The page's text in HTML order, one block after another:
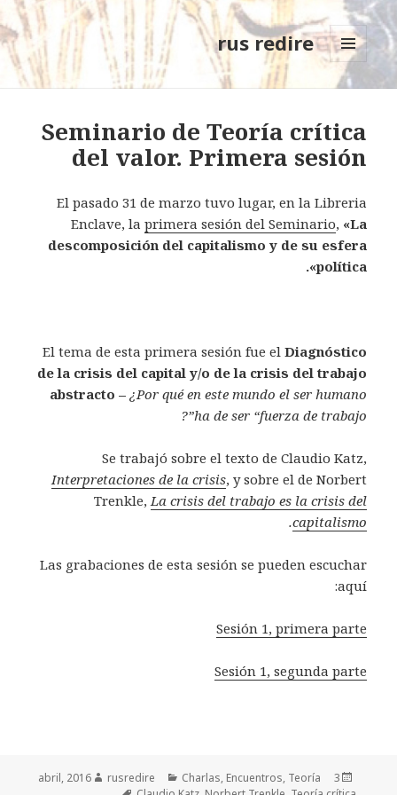
rus redire
MENÚ
Y
Seminario de Teoría crítica
del valor. Primera sesión
El pasado 31 de marzo tuvo lugar, en la Libreria
Enclave, la primera sesión del Seminario, «La
descomposición del capitalismo y de su esfera
política».
El tema de esta primera sesión fue el Diagnóstico
de la crisis del capital y/o de la crisis del trabajo
abstracto – ¿Por qué en este mundo el ser humano
ha de ser “fuerza de trabajo”?
Se trabajó sobre el texto de Claudio Katz,
Interpretaciones de la crisis, y sobre el de Norbert
Trenkle,La crisis del trabajo es la crisis del
capitalismo
.
Las grabaciones de esta sesión se pueden escuchar
aquí:
Sesión 1, primera parte
Sesión 1, segunda parte
Publicado
3 abril, 2016
Autor rusredire
Categorías Charlas, Encuentros, Teoría